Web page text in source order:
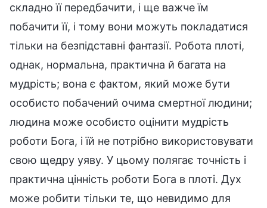
складно її передбачити, і ще важче їм
побачити її, і тому вони можуть покладатися
тільки на безпідставні фантазії. Робота плоті,
однак, нормальна, практична й багата на
мудрість; вона є фактом, який може бути
особисто побачений очима смертної людини;
людина може особисто оцінити мудрість
роботи Бога, і їй не потрібно використовувати
свою щедру уяву. У цьому полягає точність і
практична цінність роботи Бога в плоті. Дух
може робити тільки те, що невидимо для